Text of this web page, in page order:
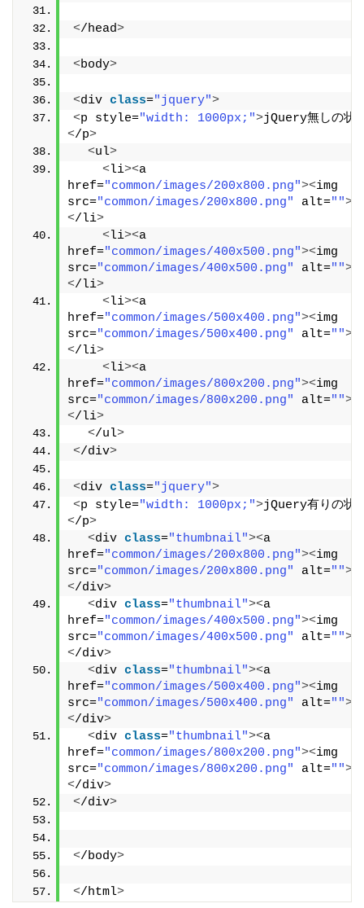
</head>
<body>
<div class="jquery">
<p style="width: 1000px;">jQuery無しの状
</p>
<ul>
<li><a
href="common/images/200x800.png"><img
src="common/images/200x800.png" alt=""><
</li>
<li><a
href="common/images/400x500.png"><img
src="common/images/400x500.png" alt=""><
</li>
<li><a
href="common/images/500x400.png"><img
src="common/images/500x400.png" alt=""><
</li>
<li><a
href="common/images/800x200.png"><img
src="common/images/800x200.png" alt=""><
</li>
</ul>
</div>
<div class="jquery">
<p style="width: 1000px;">jQuery有りの状
</p>
<div class="thumbnail"><a
href="common/images/200x800.png"><img
src="common/images/200x800.png" alt=""><
</div>
<div class="thumbnail"><a
href="common/images/400x500.png"><img
src="common/images/400x500.png" alt=""><
</div>
<div class="thumbnail"><a
href="common/images/500x400.png"><img
src="common/images/500x400.png" alt=""><
</div>
<div class="thumbnail"><a
href="common/images/800x200.png"><img
src="common/images/800x200.png" alt=""><
</div>
</div>
</body>
</html>